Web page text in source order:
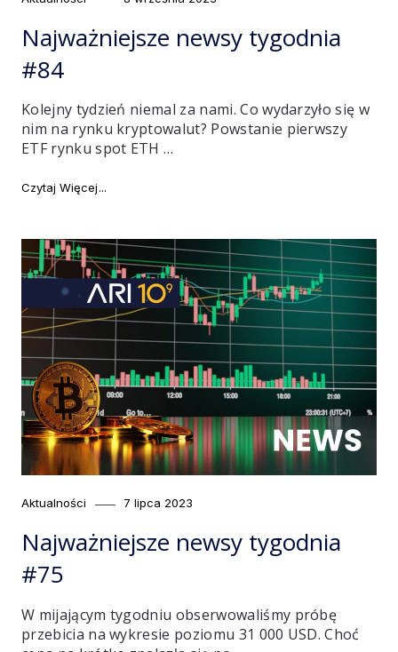
Najważniejsze newsy tygodnia
#84
Kolejny tydzień niemal za nami. Co wydarzyło się w
nim na rynku kryptowalut? Powstanie pierwszy
ETF rynku spot ETH …
Czytaj Więcej
Category
Aktualności
Posted
7 lipca 2023
Najważniejsze newsy tygodnia
#75
W mijającym tygodniu obserwowaliśmy próbę
przebicia na wykresie poziomu 31 000 USD. Choć